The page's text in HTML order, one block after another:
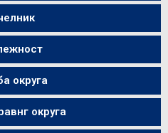
округа
округа